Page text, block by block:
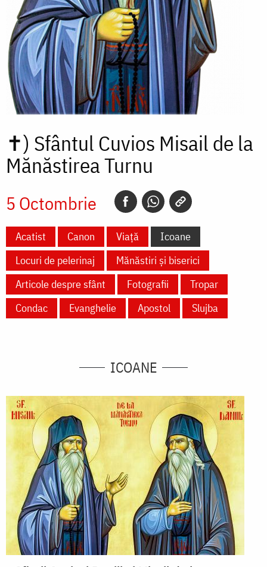
✝) Sfântul Cuvios Misail de la
Mănăstirea Turnu
5 Octombrie
Acatist Canon Viață
Icoane
Locuri de pelerinaj
Mănăstiri și biserici
Articole despre sfânt
Fotografii
Tropar
Condac
Evanghelie Apostol Slujba
ICOANE